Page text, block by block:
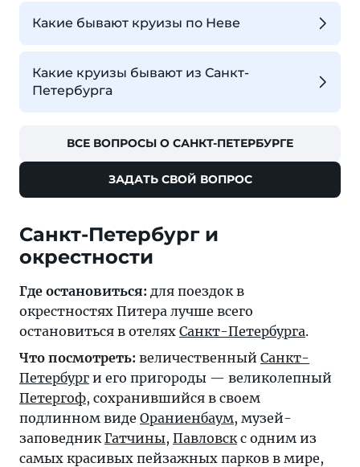
Какие бывают круизы по Неве
Какие круизы бывают из Санкт-
Петербурга
ВСЕ ВОПРОСЫ О САНКТ-ПЕТЕРБУРГЕ
ЗАДАТЬ СВОЙ ВОПРОС
Санкт-Петербург и
окрестности
Где остановиться: для поездок в
окрестностях Питера лучше всего
остановиться в отелях Санкт-Петербурга.
Что посмотреть: величественный Санкт-
Петербург и его пригороды — великолепный
Петергоф, сохранившийся в своем
подлинном виде Ораниенбаум, музей-
заповедник Гатчины, Павловск с одним из
самых красивых пейзажных парков в мире,